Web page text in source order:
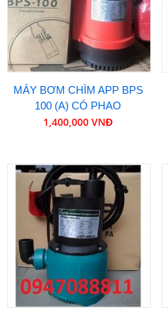
MÁY BƠM CHÌM APP BPS
100 (A) CÓ PHAO
1,400,000 VNĐ